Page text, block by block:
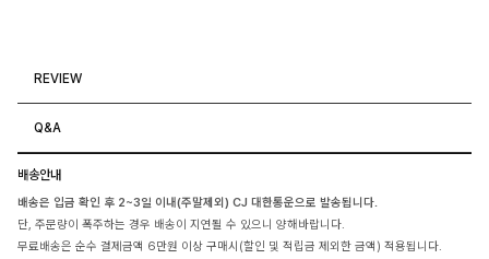
REVIEW
Q&A
배송안내
배송은 입금 확인 후 2~3일 이내(주말제외) CJ 대한통운으로 발송됩니다.
단, 주문량이 폭주하는 경우 배송이 지연될 수 있으니 양해바랍니다.
무료배송은 순수 결제금액 6만원 이상 구매시(할인 및 적립금 제외한 금액) 적용됩니다.